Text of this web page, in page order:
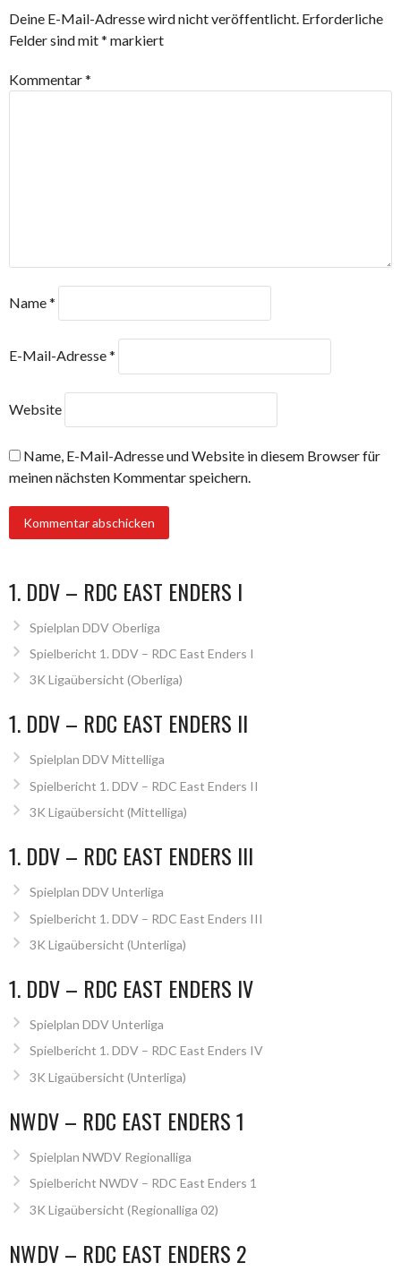
Deine E-Mail-Adresse wird nicht veröffentlicht. Erforderliche
Felder sind mit* markiert
Kommentar*
Name*
E-Mail-Adresse*
Website
Name, E-Mail-Adresse und Website in diesem Browser für
meinen nächsten Kommentar speichern.
1. DDV – RDC EAST ENDERS I
Spielplan DDV Oberliga
Spielbericht 1. DDV – RDC East Enders I
3K Ligaübersicht (Oberliga)
1. DDV – RDC EAST ENDERS II
Spielplan DDV Mittelliga
Spielbericht 1. DDV – RDC East Enders II
3K Ligaübersicht (Mittelliga)
1. DDV – RDC EAST ENDERS III
Spielplan DDV Unterliga
Spielbericht 1. DDV – RDC East Enders III
3K Ligaübersicht (Unterliga)
1. DDV – RDC EAST ENDERS IV
Spielplan DDV Unterliga
Spielbericht 1. DDV – RDC East Enders IV
3K Ligaübersicht (Unterliga)
NWDV – RDC EAST ENDERS 1
Spielplan NWDV Regionalliga
Spielbericht NWDV – RDC East Enders 1
3K Ligaübersicht (Regionalliga 02)
NWDV – RDC EAST ENDERS 2